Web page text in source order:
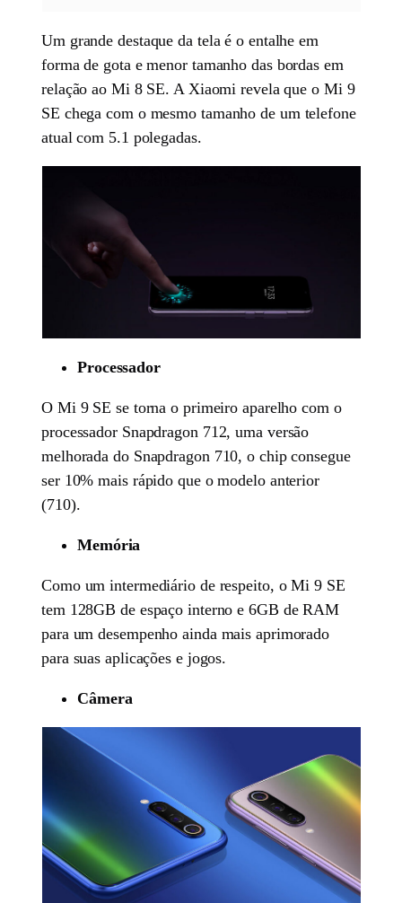
Um grande destaque da tela é o entalhe em
forma de gota e menor tamanho das bordas em
relação ao Mi 8 SE. A Xiaomi revela que o Mi 9
SE chega com o mesmo tamanho de um telefone
atual com 5.1 polegadas.
Processador
O Mi 9 SE se torna o primeiro aparelho com o
processador Snapdragon 712, uma versão
melhorada do Snapdragon 710, o chip consegue
ser 10% mais rápido que o modelo anterior
(710).
Memória
Como um intermediário de respeito, o Mi 9 SE
tem 128GB de espaço interno e 6GB de RAM
para um desempenho ainda mais aprimorado
para suas aplicações e jogos.
Câmera